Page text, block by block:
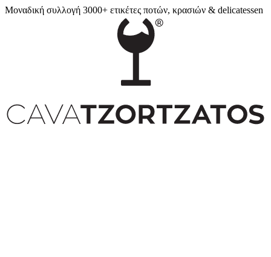
Μοναδική συλλογή 3000+ ετικέτες ποτών, κρασιών & delicatessen